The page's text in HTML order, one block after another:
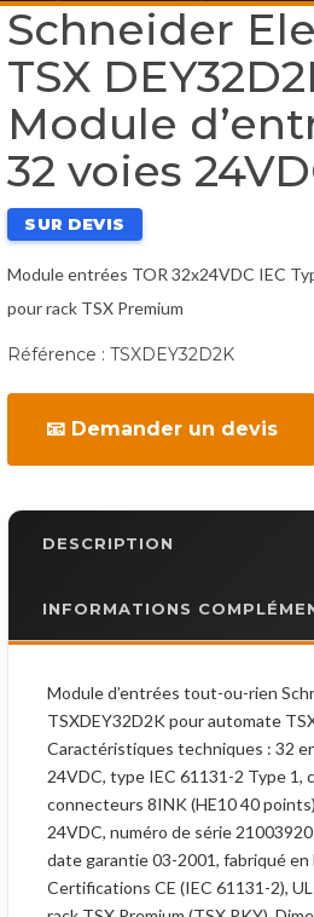
Schneider
TSX
Module
32 voies
SUR DEVIS
Module entrées TOR 32x24VDC IEC
pour rack TSX Premium
Référence :TSXDEY32D2K
📧 Demander un devis
DESCRIPTION
INFORMATIONS
Module d’entrées tout-ou-rien
TSXDEY32D2K pour automate
Caractéristiques techniques : 32
24VDC, type IEC 61131-2 Type 1,
connecteurs 8INK (HE10 40
24VDC, numéro de série
date garantie 03-2001, fabriqué en
Certifications CE (IEC 61131-2),